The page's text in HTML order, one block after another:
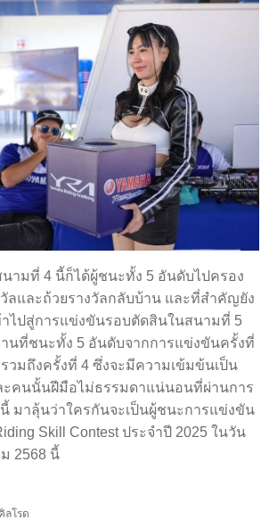
ามที่ 4 นี้ก็ได้ผู้ชนะทั้ง 5 อันดับไปครอง
ลและถ้วยรางวัลกลับบ้าน และที่สำคัญยัง
าไปสู่การแข่งขันรอบตัดสินในสนามที่ 5
นที่ชนะทั้ง 5 อันดับจากการแข่งขันครั้งที่
วมถึงครั้งที่ 4 ซึ่งจะมีความเข้มข้นเป็น
ะคนนั้นฝีมือไม่ธรรมดาแน่นอนที่ผ่านการ
มาลุ้นว่าใครกันจะเป็นผู้ชนะการแข่งขัน
Skill Contest ประจำปี 2025 ในวัน
2568 นี้
ลโรด